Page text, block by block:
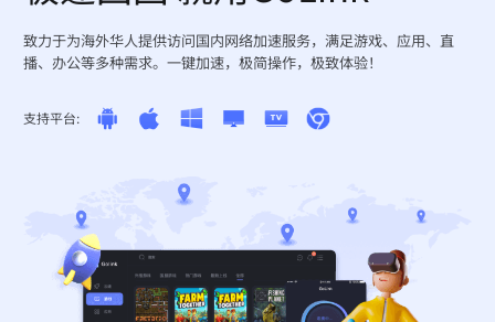
致力于为海外华人提供访问国内网络加速服务，满足游戏、应用、直
播、办公等多种需求。一键加速，极简操作，极致体验！
支持平台: